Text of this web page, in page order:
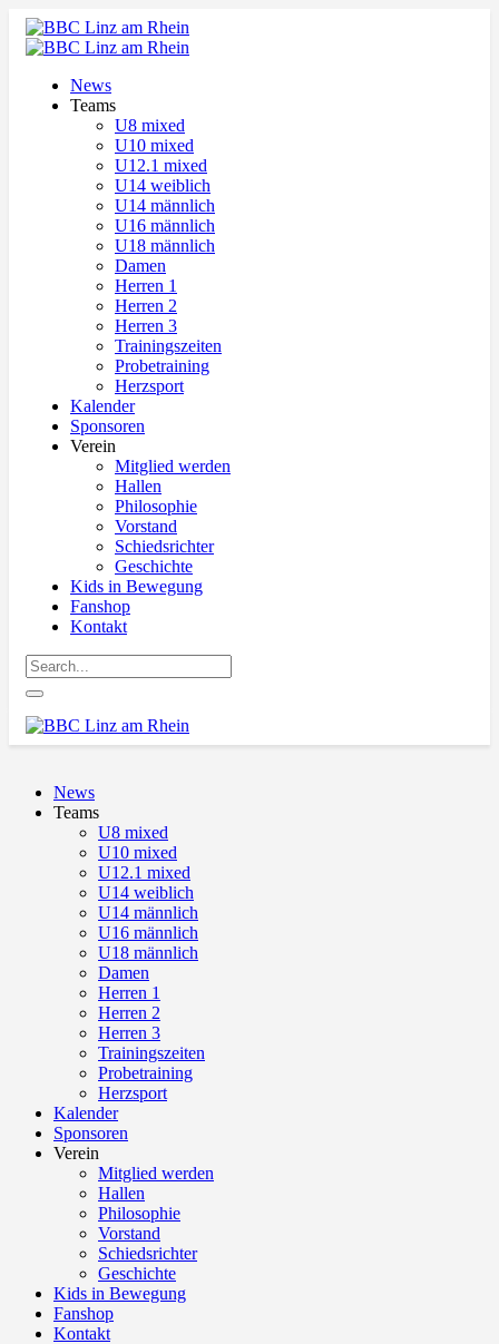
News
Teams
U8 mixed
U10 mixed
U12.1 mixed
U14 weiblich
U14 männlich
U16 männlich
U18 männlich
Damen
Herren 1
Herren 2
Herren 3
Trainingszeiten
Probetraining
Herzsport
Kalender
Sponsoren
Verein
Mitglied werden
Hallen
Philosophie
Vorstand
Schiedsrichter
Geschichte
Kids in Bewegung
Fanshop
Kontakt
News
Teams
U8 mixed
U10 mixed
U12.1 mixed
U14 weiblich
U14 männlich
U16 männlich
U18 männlich
Damen
Herren 1
Herren 2
Herren 3
Trainingszeiten
Probetraining
Herzsport
Kalender
Sponsoren
Verein
Mitglied werden
Hallen
Philosophie
Vorstand
Schiedsrichter
Geschichte
Kids in Bewegung
Fanshop
Kontakt